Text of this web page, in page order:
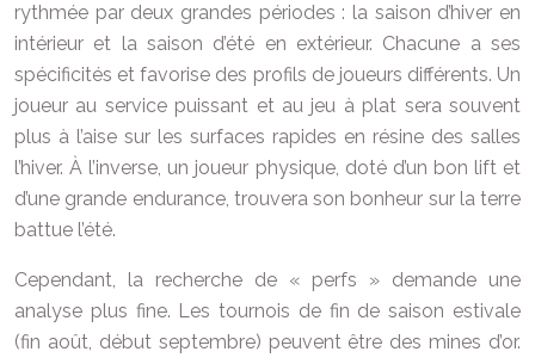
rythmée par deux grandes périodes : la saison d’hiver en
intérieur et la saison d’été en extérieur. Chacune a ses
spécificités et favorise des profils de joueurs différents. Un
joueur au service puissant et au jeu à plat sera souvent
plus à l’aise sur les surfaces rapides en résine des salles
l’hiver. À l’inverse, un joueur physique, doté d’un bon lift et
d’une grande endurance, trouvera son bonheur sur la terre
battue l’été.
Cependant, la recherche de « perfs » demande une
analyse plus fine. Les tournois de fin de saison estivale
(fin août, début septembre) peuvent être des mines d’or.